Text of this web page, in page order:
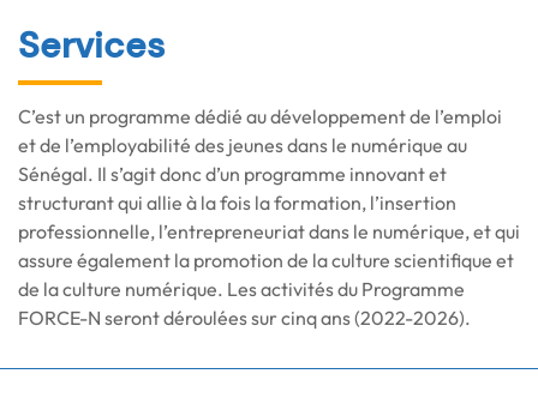
Services
C’est un programme dédié au développement de l’emploi
et de l’employabilité des jeunes dans le numérique au
Sénégal. Il s’agit donc d’un programme innovant et
structurant qui allie à la fois la formation, l’insertion
professionnelle, l’entrepreneuriat dans le numérique, et qui
assure également la promotion de la culture scientifique et
de la culture numérique. Les activités du Programme
FORCE-N seront déroulées sur cinq ans (2022-2026).